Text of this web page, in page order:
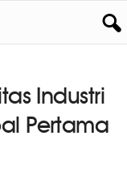
Industri
Pertama